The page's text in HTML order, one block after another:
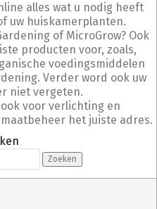
alles wat u nodig heeft
uw huiskamerplanten.
of MicroGrow? Ook
producten voor, zoals,
voedingsmiddelen
Verder word ook uw
niet vergeten.
voor verlichting en
het juiste adres.
Zoeken